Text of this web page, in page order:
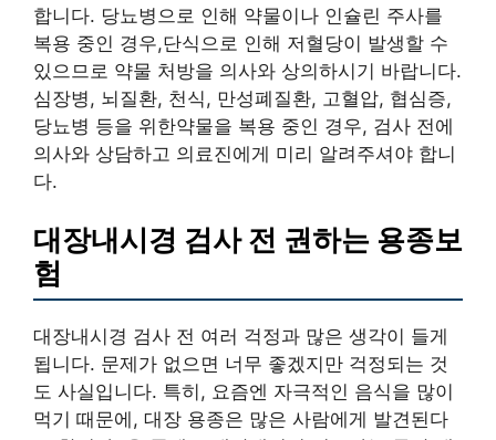
합니다. 당뇨병으로 인해 약물이나 인슐린 주사를
복용 중인 경우,단식으로 인해 저혈당이 발생할 수
있으므로 약물 처방을 의사와 상의하시기 바랍니다.
심장병, 뇌질환, 천식, 만성폐질환, 고혈압, 협심증,
당뇨병 등을 위한약물을 복용 중인 경우, 검사 전에
의사와 상담하고 의료진에게 미리 알려주셔야 합니
다.
대장내시경 검사 전 권하는 용종보
험
대장내시경 검사 전 여러 걱정과 많은 생각이 들게
됩니다. 문제가 없으면 너무 좋겠지만 걱정되는 것
도 사실입니다. 특히, 요즘엔 자극적인 음식을 많이
먹기 때문에, 대장 용종은 많은 사람에게 발견된다